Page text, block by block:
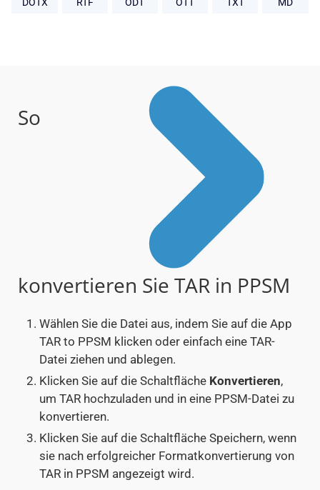
So
konvertieren Sie TAR in PPSM
Wählen Sie die Datei aus, indem Sie auf die App
TAR to PPSM klicken oder einfach eine TAR-
Datei ziehen und ablegen.
Klicken Sie auf die Schaltfläche Konvertieren,
um TAR hochzuladen und in eine PPSM-Datei zu
konvertieren.
Klicken Sie auf die Schaltfläche Speichern, wenn
sie nach erfolgreicher Formatkonvertierung von
TAR in PPSM angezeigt wird.